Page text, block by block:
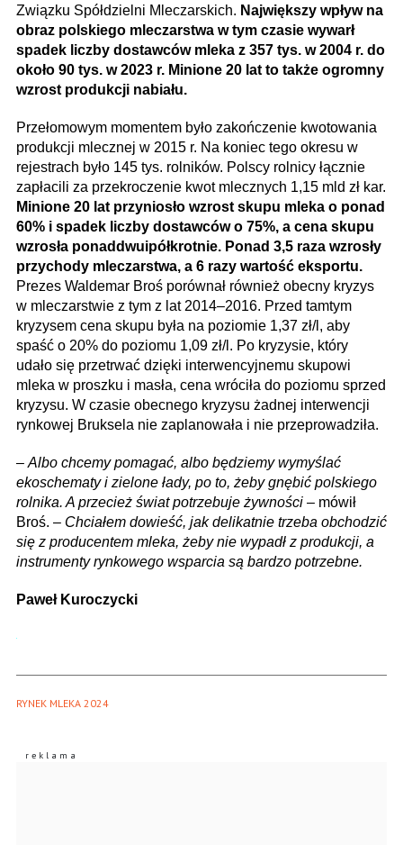
Związku Spółdzielni Mleczarskich. Największy wpływ na
obraz polskiego mleczarstwa w tym czasie wywarł
spadek liczby dostawców mleka z 357 tys. w 2004 r. do
około 90 tys. w 2023 r. Minione 20 lat to także ogromny
wzrost produkcji nabiału.
Przełomowym momentem było zakończenie kwotowania
produkcji mlecznej w 2015 r. Na koniec tego okresu w
rejestrach było 145 tys. rolników. Polscy rolnicy łącznie
zapłacili za przekroczenie kwot mlecznych 1,15 mld zł kar.
Minione 20 lat przyniosło wzrost skupu mleka o ponad
60% i spadek liczby dostawców o 75%, a cena skupu
wzrosła ponaddwuipółkrotnie. Ponad 3,5 raza wzrosły
przychody mleczarstwa, a 6 razy wartość eksportu.
Prezes Waldemar Broś porównał również obecny kryzys
w mleczarstwie z tym z lat 2014–2016. Przed tamtym
kryzysem cena skupu była na poziomie 1,37 zł/l, aby
spaść o 20% do poziomu 1,09 zł/l. Po kryzysie, który
udało się przetrwać dzięki interwencyjnemu skupowi
mleka w proszku i masła, cena wróciła do poziomu sprzed
kryzysu. W czasie obecnego kryzysu żadnej interwencji
rynkowej Bruksela nie zaplanowała i nie przeprowadziła.
– Albo chcemy pomagać, albo będziemy wymyślać
ekoschematy i zielone łady, po to, żeby gnębić polskiego
rolnika. A przecież świat potrzebuje żywności – mówił
Broś. – Chciałem dowieść, jak delikatnie trzeba obchodzić
się z producentem mleka, żeby nie wypadł z produkcji, a
instrumenty rynkowego wsparcia są bardzo potrzebne.
Paweł Kuroczycki
RYNEK MLEKA 2024